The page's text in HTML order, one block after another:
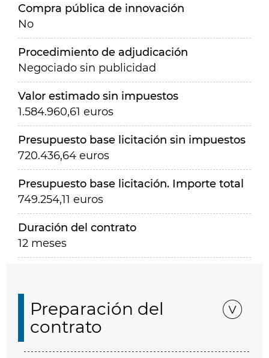
Compra pública de innovación
No
Procedimiento de adjudicación
Negociado sin publicidad
Valor estimado sin impuestos
1.584.960,61 euros
Presupuesto base licitación sin impuestos
720.436,64 euros
Presupuesto base licitación. Importe total
749.254,11 euros
Duración del contrato
12 meses
Preparación del
contrato